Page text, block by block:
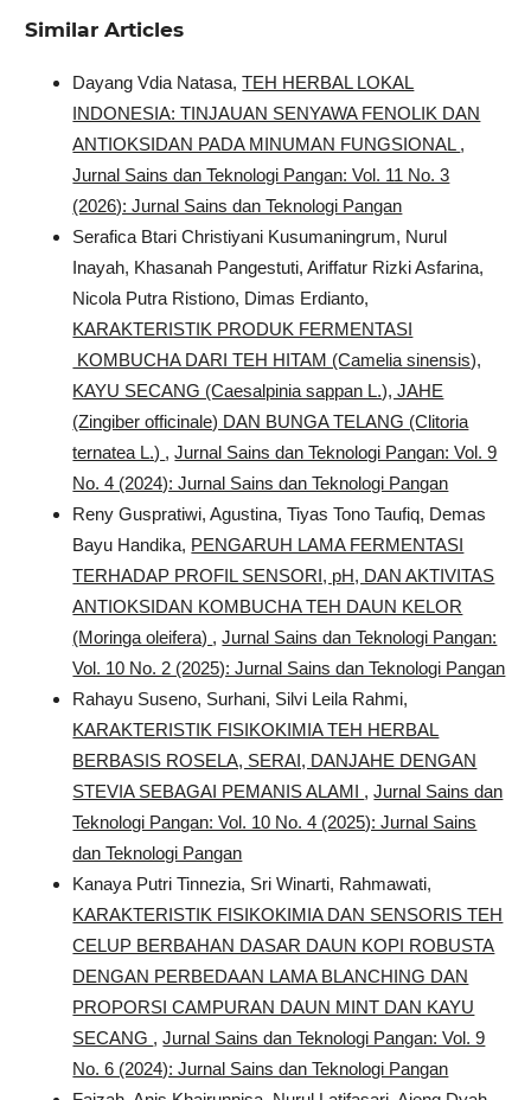
Similar Articles
Dayang Vdia Natasa,TEH HERBAL LOKAL
INDONESIA: TINJAUAN SENYAWA FENOLIK DAN
ANTIOKSIDAN PADA MINUMAN FUNGSIONAL ,
Jurnal Sains dan Teknologi Pangan: Vol. 11 No. 3
(2026): Jurnal Sains dan Teknologi Pangan
Serafica Btari Christiyani Kusumaningrum, Nurul
Inayah, Khasanah Pangestuti, Ariffatur Rizki Asfarina,
Nicola Putra Ristiono, Dimas Erdianto,
KARAKTERISTIK PRODUK FERMENTASI
KOMBUCHA DARI TEH HITAM (Camelia sinensis),
KAYU SECANG (Caesalpinia sappan L.), JAHE
(Zingiber officinale) DAN BUNGA TELANG (Clitoria
ternatea L.) ,Jurnal Sains dan Teknologi Pangan: Vol. 9
No. 4 (2024): Jurnal Sains dan Teknologi Pangan
Reny Guspratiwi, Agustina, Tiyas Tono Taufiq, Demas
Bayu Handika, PENGARUH LAMA FERMENTASI
TERHADAP PROFIL SENSORI, pH, DAN AKTIVITAS
ANTIOKSIDAN KOMBUCHA TEH DAUN KELOR
(Moringa oleifera) ,Jurnal Sains dan Teknologi Pangan:
Vol. 10 No. 2 (2025): Jurnal Sains dan Teknologi Pangan
Rahayu Suseno, Surhani, Silvi Leila Rahmi,
KARAKTERISTIK FISIKOKIMIA TEH HERBAL
BERBASIS ROSELA, SERAI, DANJAHE DENGAN
STEVIA SEBAGAI PEMANIS ALAMI ,Jurnal Sains dan
Teknologi Pangan: Vol. 10 No. 4 (2025): Jurnal Sains
dan Teknologi Pangan
Kanaya Putri Tinnezia, Sri Winarti, Rahmawati,
KARAKTERISTIK FISIKOKIMIA DAN SENSORIS TEH
CELUP BERBAHAN DASAR DAUN KOPI ROBUSTA
DENGAN PERBEDAAN LAMA BLANCHING DAN
PROPORSI CAMPURAN DAUN MINT DAN KAYU
SECANG ,Jurnal Sains dan Teknologi Pangan: Vol. 9
No. 6 (2024): Jurnal Sains dan Teknologi Pangan